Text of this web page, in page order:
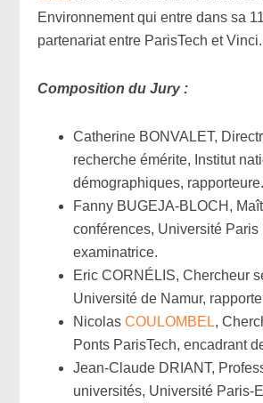
Environnement qui entre dans sa
partenariat entre ParisTech et Vinci.
Composition du Jury :
Catherine BONVALET,
recherche émérite, Institut
démographiques, rapporteure.
Fanny BUGEJA-BLOCH,
conférences, Université Paris
examinatrice.
Eric CORNÉLIS, Chercheur
Université de Namur,
NicolasCOULOMBEL,
Ponts ParisTech, encadrant
Jean-Claude DRIANT,
universités, Université Paris-